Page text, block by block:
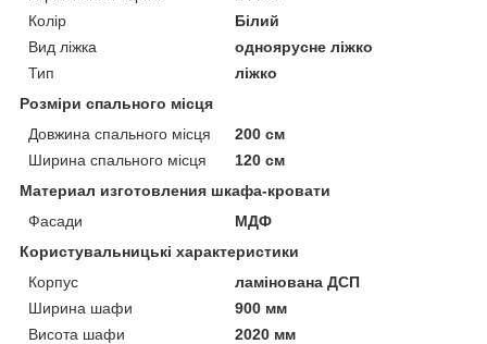
Колір
Білий
Вид ліжка
одноярусне ліжко
Тип
ліжко
Розміри спального місця
Довжина спального місця
200 см
Ширина спального місця
120 см
Материал изготовления шкафа-кровати
Фасади
МДФ
Користувальницькі характеристики
Корпус
ламінована ДСП
Ширина шафи
900 мм
Висота шафи
2020 мм